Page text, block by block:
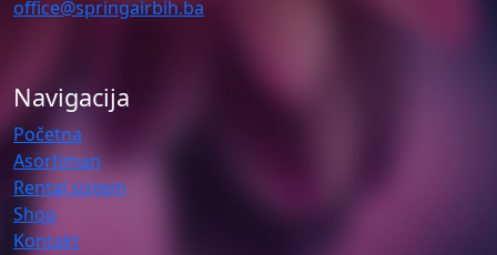
office@springairbih.ba
Navigacija
Početna
Asortiman
Rental sistem
Shop
Kontakt